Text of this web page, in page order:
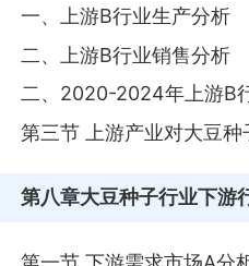
一、上游B行业生产分析
二、上游B行业销售分析
二、2020-2024年上游B
第三节 上游产业对大豆
第八章大豆种子行业下游